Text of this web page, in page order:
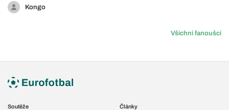
Kongo
Všichni fanoušci
Soutěže
Články